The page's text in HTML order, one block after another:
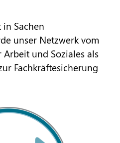
Sachen
unser Netzwerk vom
und Soziales als
Fachkräftesicherung